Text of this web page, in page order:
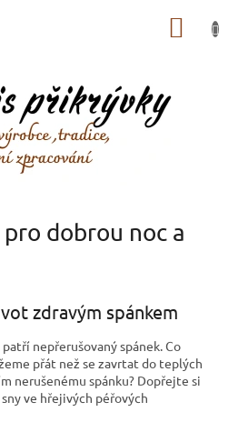
dobrou noc a
zdravým spánkem
nepřerušovaný spánek. Co
přát než se zavrtat do teplých
nerušenému spánku? Dopřejte si
ve hřejivých péřových